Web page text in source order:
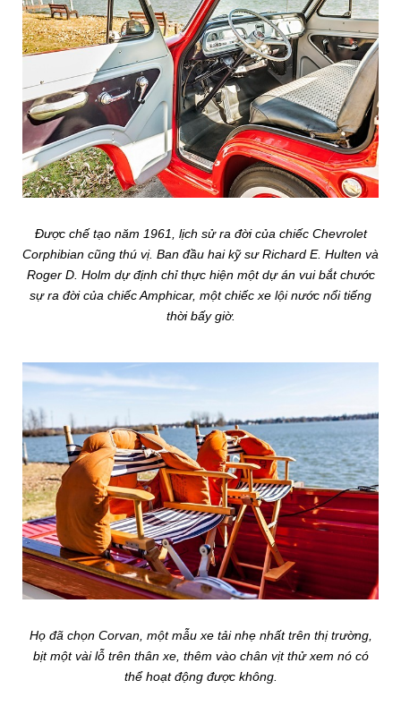
Được chế tạo năm 1961, lịch sử ra đời của chiếc Chevrolet
Corphibian cũng thú vị. Ban đầu hai kỹ sư Richard E. Hulten và
Roger D. Holm dự định chỉ thực hiện một dự án vui bắt chước
sự ra đời của chiếc Amphicar, một chiếc xe lội nước nổi tiếng
thời bấy giờ.
Họ đã chọn Corvan, một mẫu xe tải nhẹ nhất trên thị trường,
bịt một vài lỗ trên thân xe, thêm vào chân vịt thử xem nó có
thể hoạt động được không.